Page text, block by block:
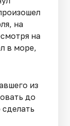
на
на
в море,
из
до